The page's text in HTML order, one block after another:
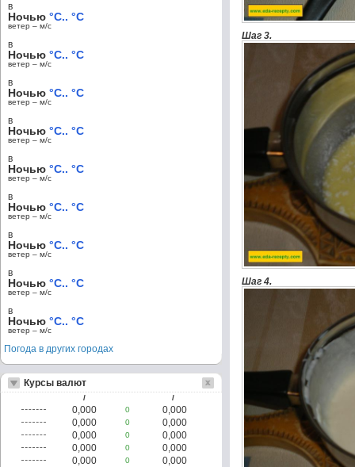
Шаг 3.
Шаг 4.
в
Ночью °C.. °C
ветер – м/c
в
Ночью °C.. °C
ветер – м/c
в
Ночью °C.. °C
ветер – м/c
в
Ночью °C.. °C
ветер – м/c
в
Ночью °C.. °C
ветер – м/c
в
Ночью °C.. °C
ветер – м/c
в
Ночью °C.. °C
ветер – м/c
в
Ночью °C.. °C
ветер – м/c
в
Ночью °C.. °C
ветер – м/c
Погода в других городах
Курсы валют
/ /
0,000 0
0,000
0,000
0
0,000
0,000
0
0,000
0,000
0
0,000
0,000
0
0,000